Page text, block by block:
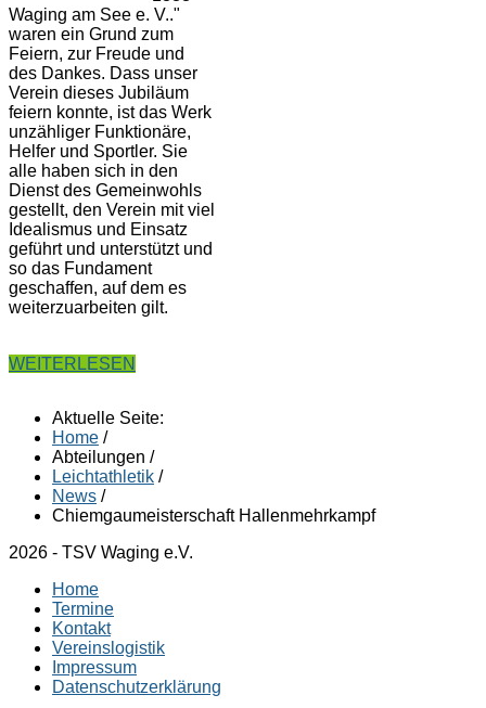
Waging am See e. V.."
waren ein Grund zum
Feiern, zur Freude und
des Dankes. Dass unser
Verein dieses Jubiläum
feiern konnte, ist das Werk
unzähliger Funktionäre,
Helfer und Sportler. Sie
alle haben sich in den
Dienst des Gemeinwohls
gestellt, den Verein mit viel
Idealismus und Einsatz
geführt und unterstützt und
so das Fundament
geschaffen, auf dem es
weiterzuarbeiten gilt.
WEITERLESEN
Aktuelle Seite:
Home /
Abteilungen /
Leichtathletik /
News /
Chiemgaumeisterschaft Hallenmehrkampf
2026 - TSV Waging e.V.
Home
Termine
Kontakt
Vereinslogistik
Impressum
Datenschutzerklärung